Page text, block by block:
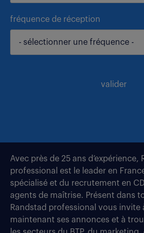
fréquence de réception
- sélectionner une fréquence -
valider
Avec près de 25 ans d’expérience,
professional est le leader en
spécialisé et du recrutement en
agents de maîtrise. Présent dans
Randstad professional vous invite
maintenant ses annonces et à